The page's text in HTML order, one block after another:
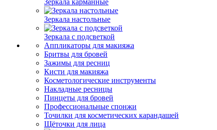
Зеркала карманные
Зеркала настольные
Зеркала с подсветкой
Аппликаторы для макияжа
Бритвы для бровей
Зажимы для ресниц
Кисти для макияжа
Косметологические инструменты
Накладные ресницы
Пинцеты для бровей
Профессиональные спонжи
Точилки для косметических карандашей
Щёточки для лица